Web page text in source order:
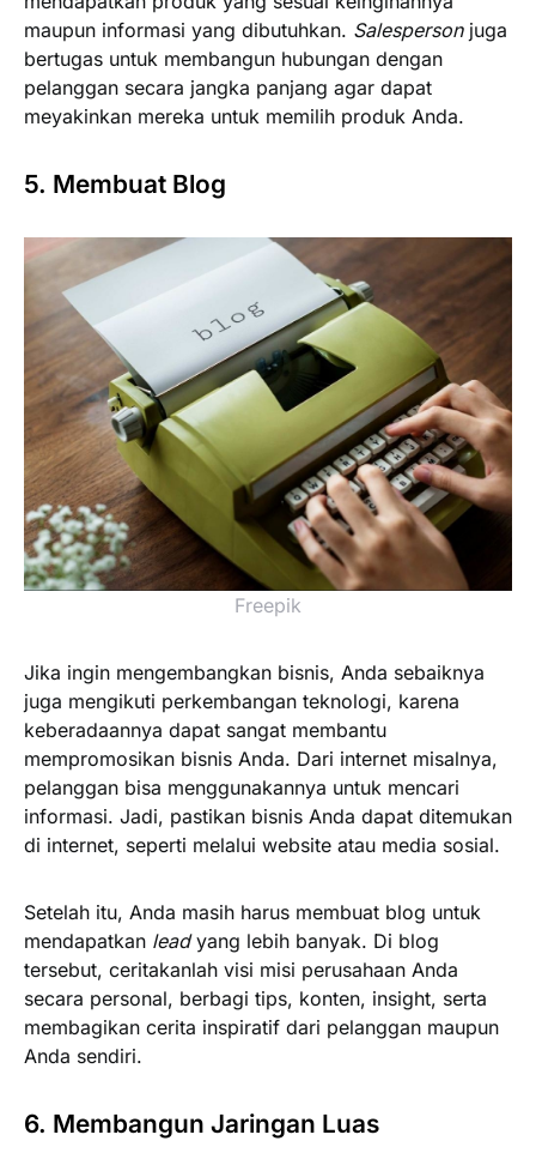
maupun informasi yang dibutuhkan. Salespersonjuga
bertugas untuk membangun hubungan dengan
pelanggan secara jangka panjang agar dapat
meyakinkan mereka untuk memilih produk Anda.
5. Membuat Blog
Freepik
Jika ingin mengembangkan bisnis, Anda sebaiknya
juga mengikuti perkembangan teknologi, karena
keberadaannya dapat sangat membantu
mempromosikan bisnis Anda. Dari internet misalnya,
pelanggan bisa menggunakannya untuk mencari
informasi. Jadi, pastikan bisnis Anda dapat ditemukan
di internet, seperti melalui website atau media sosial.
Setelah itu, Anda masih harus membuat blog untuk
mendapatkan leadyang lebih banyak. Di blog
tersebut, ceritakanlah visi misi perusahaan Anda
secara personal, berbagi tips, konten, insight, serta
membagikan cerita inspiratif dari pelanggan maupun
Anda sendiri.
6. Membangun Jaringan Luas